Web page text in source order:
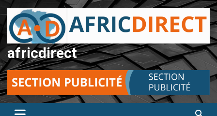
Aller
au
contenu
africdirect